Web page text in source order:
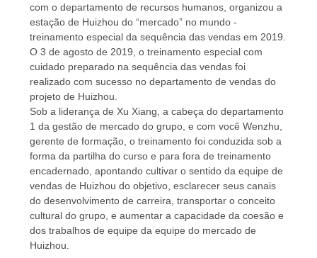
com o departamento de recursos humanos, organizou a
estação de Huizhou do “mercado” no mundo -
treinamento especial da sequência das vendas em 2019.
O 3 de agosto de 2019, o treinamento especial com
cuidado preparado na sequência das vendas foi
realizado com sucesso no departamento de vendas do
projeto de Huizhou.
Sob a liderança de Xu Xiang, a cabeça do departamento
1 da gestão de mercado do grupo, e com você Wenzhu,
gerente de formação, o treinamento foi conduzida sob a
forma da partilha do curso e para fora de treinamento
encadernado, apontando cultivar o sentido da equipe de
vendas de Huizhou do objetivo, esclarecer seus canais
do desenvolvimento de carreira, transportar o conceito
cultural do grupo, e aumentar a capacidade da coesão e
dos trabalhos de equipe da equipe do mercado de
Huizhou.